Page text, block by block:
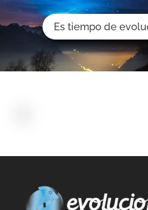
Es tiempo de